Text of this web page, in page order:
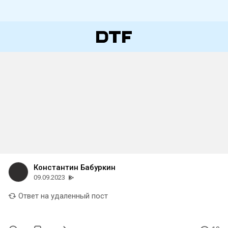
Константин Бабуркин
09.09.2023
Ответ на удаленный пост